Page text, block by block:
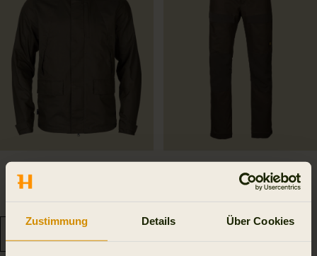
Zustimmung Details Über Cookies
Jacke
Nordic Hunter HWS Hose